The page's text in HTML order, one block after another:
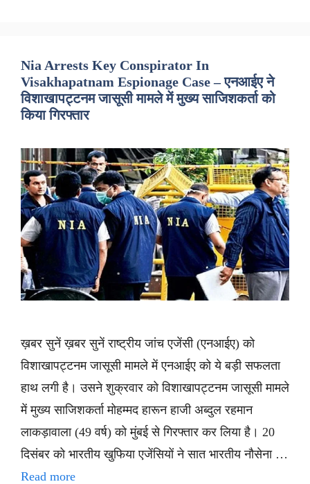
Nia Arrests Key Conspirator In
Visakhapatnam Espionage Case – एनआईए ने
विशाखापट्टनम जासूसी मामले में मुख्य साजिशकर्ता को
किया गिरफ्तार
ख़बर सुनें ख़बर सुनें राष्ट्रीय जांच एजेंसी (एनआईए) को
विशाखापट्टनम जासूसी मामले में एनआईए को ये बड़ी सफलता
हाथ लगी है। उसने शुक्रवार को विशाखापट्टनम जासूसी मामले
में मुख्य साजिशकर्ता मोहम्मद हारून हाजी अब्दुल रहमान
लाकड़ावाला (49 वर्ष) को मुंबई से गिरफ्तार कर लिया है। 20
दिसंबर को भारतीय खुफिया एजेंसियों ने सात भारतीय नौसेना …
Read more